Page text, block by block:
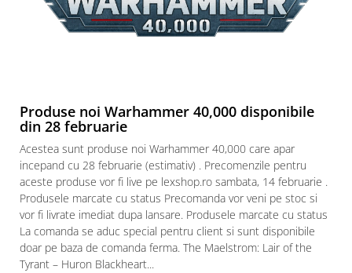
Puzzle din lemn
Puzzle 3 in 1
Puzzle 275 piese
Puzzle 550 piese
Warhammer
Warhammer 40K
Age of Sigmar
Produse noi Warhammer 40,000 disponibile
din 28 februarie
Acestea sunt produse noi Warhammer 40,000 care apar
incepand cu 28 februarie (estimativ) . Precomenzile pentru
aceste produse vor fi live pe lexshop.ro sambata, 14 februarie .
Produsele marcate cu status Precomanda vor veni pe stoc si
vor fi livrate imediat dupa lansare. Produsele marcate cu status
La comanda se aduc special pentru client si sunt disponibile
doar pe baza de comanda ferma. The Maelstrom: Lair of the
Tyrant – Huron Blackheart...